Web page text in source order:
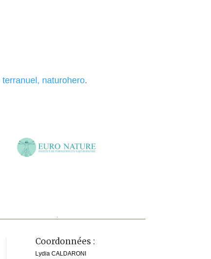
terranuel, naturohero.
.
Coordonnées :
Lydia CALDARONI